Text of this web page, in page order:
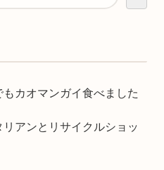
カオマンガイ食べました
リアンとリサイクルショッ